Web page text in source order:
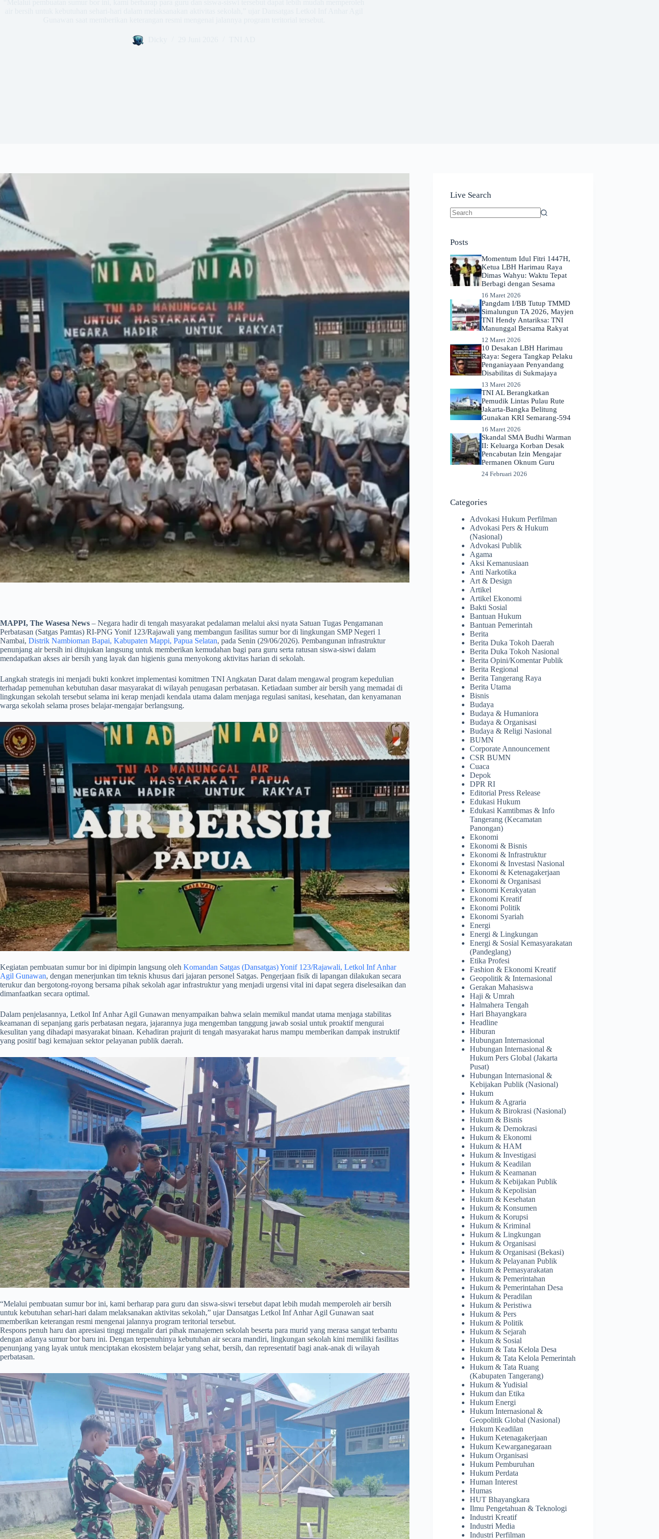
MAPPI, The Wasesa News – Negara hadir di tengah masyarakat pedalaman melalui aksi nyata Satuan Tugas Pengamanan
Perbatasan (Satgas Pamtas) RI-PNG Yonif 123/Rajawali yang membangun fasilitas sumur bor di lingkungan SMP Negeri 1
Nambai, Distrik Nambioman Bapai, Kabupaten Mappi, Papua Selatan, pada Senin (29/06/2026). Pembangunan infrastruktur
penunjang air bersih ini ditujukan langsung untuk memberikan kemudahan bagi para guru serta ratusan siswa-siswi dalam
mendapatkan akses air bersih yang layak dan higienis guna menyokong aktivitas harian di sekolah.
​Langkah strategis ini menjadi bukti konkret implementasi komitmen TNI Angkatan Darat dalam mengawal program kepedulian
terhadap pemenuhan kebutuhan dasar masyarakat di wilayah penugasan perbatasan. Ketiadaan sumber air bersih yang memadai di
lingkungan sekolah tersebut selama ini kerap menjadi kendala utama dalam menjaga regulasi sanitasi, kesehatan, dan kenyamanan
warga sekolah selama proses belajar-mengajar berlangsung.
​Kegiatan pembuatan sumur bor ini dipimpin langsung oleh Komandan Satgas (Dansatgas) Yonif 123/Rajawali, Letkol Inf Anhar
Agil Gunawan, dengan menerjunkan tim teknis khusus dari jajaran personel Satgas. Pengerjaan fisik di lapangan dilakukan secara
terukur dan bergotong-royong bersama pihak sekolah agar infrastruktur yang menjadi urgensi vital ini dapat segera diselesaikan dan
dimanfaatkan secara optimal.
​Dalam penjelasannya, Letkol Inf Anhar Agil Gunawan menyampaikan bahwa selain memikul mandat utama menjaga stabilitas
keamanan di sepanjang garis perbatasan negara, jajarannya juga mengemban tanggung jawab sosial untuk proaktif mengurai
kesulitan yang dihadapi masyarakat binaan. Kehadiran prajurit di tengah masyarakat harus mampu memberikan dampak instruktif
yang positif bagi kemajuan sektor pelayanan publik daerah.
​“Melalui pembuatan sumur bor ini, kami berharap para guru dan siswa-siswi tersebut dapat lebih mudah memperoleh air bersih
untuk kebutuhan sehari-hari dalam melaksanakan aktivitas sekolah,” ujar Dansatgas Letkol Inf Anhar Agil Gunawan saat
memberikan keterangan resmi mengenai jalannya program teritorial tersebut.
Respons penuh haru dan apresiasi tinggi mengalir dari pihak manajemen sekolah beserta para murid yang merasa sangat terbantu
dengan adanya sumur bor baru ini. Dengan terpenuhinya kebutuhan air secara mandiri, lingkungan sekolah kini memiliki fasilitas
penunjang yang layak untuk menciptakan ekosistem belajar yang sehat, bersih, dan representatif bagi anak-anak di wilayah
perbatasan.
Live Search
Posts
Momentum Idul Fitri 1447H,
Ketua LBH Harimau Raya
Dimas Wahyu: Waktu Tepat
Berbagi dengan Sesama
16 Maret 2026
Pangdam I/BB Tutup TMMD
Simalungun TA 2026, Mayjen
TNI Hendy Antariksa: TNI
Manunggal Bersama Rakyat
12 Maret 2026
​10 Desakan LBH Harimau
Raya: Segera Tangkap Pelaku
Penganiayaan Penyandang
Disabilitas di Sukmajaya
13 Maret 2026
TNI AL Berangkatkan
Pemudik Lintas Pulau Rute
Jakarta-Bangka Belitung
Gunakan KRI Semarang-594
16 Maret 2026
Skandal SMA Budhi Warman
II: Keluarga Korban Desak
Pencabutan Izin Mengajar
Permanen Oknum Guru
24 Februari 2026
Categories
Advokasi Hukum Perfilman
Advokasi Pers & Hukum
(Nasional)
Advokasi Publik
Agama
Aksi Kemanusiaan
Anti Narkotika
Art & Design
Artikel
Artikel Ekonomi
Bakti Sosial
Bantuan Hukum
Bantuan Pemerintah
Berita
Berita Duka Tokoh Daerah
Berita Duka Tokoh Nasional
Berita Opini/Komentar Publik
Berita Regional
Berita Tangerang Raya
Berita Utama
Bisnis
Budaya
Budaya & Humaniora
Budaya & Organisasi
Budaya & Religi Nasional
BUMN
Corporate Announcement
CSR BUMN
Cuaca
Depok
DPR RI
Editorial Press Release
Edukasi Hukum
Edukasi Kamtibmas & Info
Tangerang (Kecamatan
Panongan)
Ekonomi
Ekonomi & Bisnis
Ekonomi & Infrastruktur
Ekonomi & Investasi Nasional
Ekonomi & Ketenagakerjaan
Ekonomi & Organisasi
Ekonomi Kerakyatan
Ekonomi Kreatif
Ekonomi Politik
Ekonomi Syariah
Energi
Energi & Lingkungan
Energi & Sosial Kemasyarakatan
(Pandeglang)
Etika Profesi
Fashion & Ekonomi Kreatif
Geopolitik & Internasional
Gerakan Mahasiswa
Haji & Umrah
Halmahera Tengah
Hari Bhayangkara
Headline
Hiburan
Hubungan Internasional
Hubungan Internasional &
Hukum Pers Global (Jakarta
Pusat)
Hubungan Internasional &
Kebijakan Publik (Nasional)
Hukum
Hukum & Agraria
Hukum & Birokrasi (Nasional)
Hukum & Bisnis
Hukum & Demokrasi
Hukum & Ekonomi
Hukum & HAM
Hukum & Investigasi
Hukum & Keadilan
Hukum & Keamanan
Hukum & Kebijakan Publik
Hukum & Kepolisian
Hukum & Kesehatan
Hukum & Konsumen
Hukum & Korupsi
Hukum & Kriminal
Hukum & Lingkungan
Hukum & Organisasi
Hukum & Organisasi (Bekasi)
Hukum & Pelayanan Publik
Hukum & Pemasyarakatan
Hukum & Pemerintahan
Hukum & Pemerintahan Desa
Hukum & Peradilan
Hukum & Peristiwa
Hukum & Pers
Hukum & Politik
Hukum & Sejarah
Hukum & Sosial
Hukum & Tata Kelola Desa
Hukum & Tata Kelola Pemerintah
Hukum & Tata Ruang
(Kabupaten Tangerang)
Hukum & Yudisial
Hukum dan Etika
Hukum Energi
Hukum Internasional &
Geopolitik Global (Nasional)
Hukum Keadilan
Hukum Ketenagakerjaan
Hukum Kewarganegaraan
Hukum Organisasi
Hukum Pemburuhan
Hukum Perdata
Human Interest
Humas
HUT Bhayangkara
Ilmu Pengetahuan & Teknologi
Industri Kreatif
Industri Media
Industri Perfilman